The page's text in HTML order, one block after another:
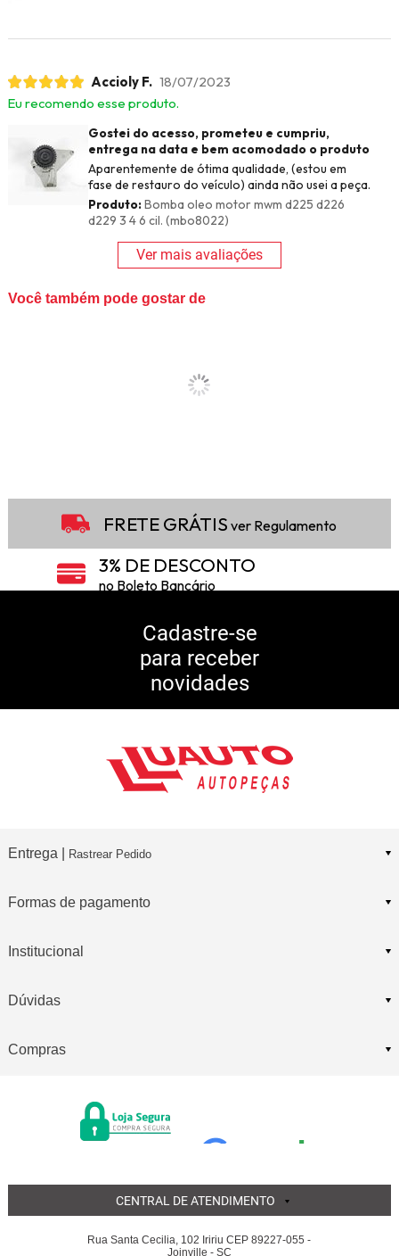
Accioly F. 18/07/2023
Eu recomendo esse produto.
Gostei do acesso, prometeu e cumpriu,
entrega na data e bem acomodado o produto
Aparentemente de ótima qualidade, (estou em
fase de restauro do veículo) ainda não usei a peça.
Produto:Bomba oleo motor mwm d225 d226
d229 3 4 6 cil. (mbo8022)
Ver mais avaliações
Você também pode gostar de
FRETE GRÁTIS ver Regulamento
3% DE DESCONTO
no Boleto Bancário
5% DE DESCONTO
10% DE CASHBACK
Consulte Regulamento
Cadastre-se
para receber
novidades
Entrega | Rastrear Pedido
Formas de pagamento
Institucional
Dúvidas
Compras
CENTRAL DE ATENDIMENTO
Rua Santa Cecilia, 102 Iririu CEP 89227-055 -
Joinville - SC